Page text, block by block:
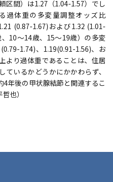
区間）は1.27（1.04-1.57）でし
過体重の多変量調整オッズ比
(0.87-1.67)および1.32 (1.01-
10～14歳、15～19歳）の多変
1.74)、1.19(0.91-1.56)、お
より過体重であることは、住居
いるかどうかにかかわらず、
年後の甲状腺結節と関連するこ
也）